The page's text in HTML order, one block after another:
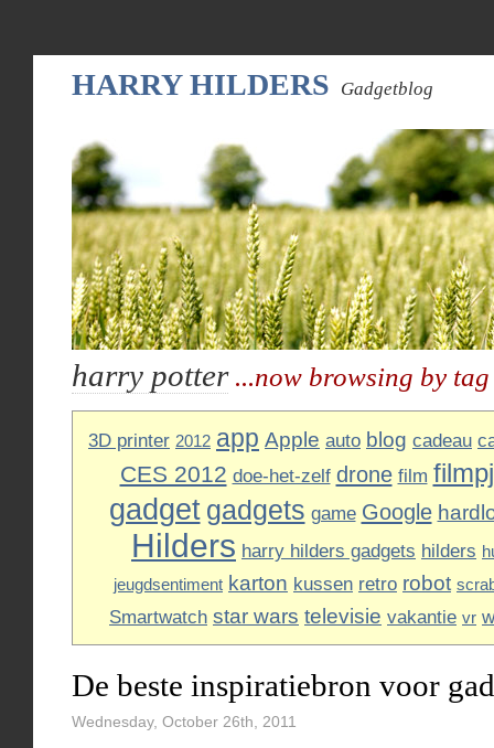
HARRY HILDERS Gadgetblog
harry potter...now browsing by tag
3D printer 2012 app Apple auto blog cadeau
CES 2012 doe-het-zelf drone film
gadget gadgets game Google
Hilders harry hilders gadgets hilders
jeugdsentiment karton kussen retro robot
Smartwatch star wars televisie vakantie vr
De beste inspiratiebron voor
Wednesday, October 26th, 2011